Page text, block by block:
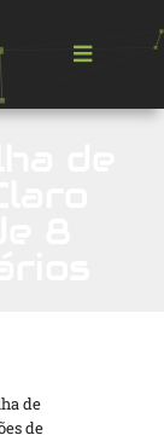
de
de